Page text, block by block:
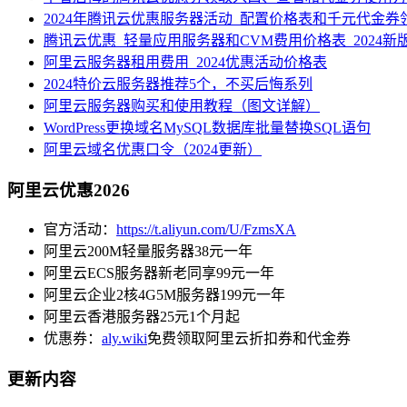
2024年腾讯云优惠服务器活动_配置价格表和千元代金券
腾讯云优惠_轻量应用服务器和CVM费用价格表_2024新
阿里云服务器租用费用_2024优惠活动价格表
2024特价云服务器推荐5个，不买后悔系列
阿里云服务器购买和使用教程（图文详解）
WordPress更换域名MySQL数据库批量替换SQL语句
阿里云域名优惠口令（2024更新）
阿里云优惠2026
官方活动： https://t.aliyun.com/U/FzmsXA
阿里云200M轻量服务器38元一年
阿里云ECS服务器新老同享99元一年
阿里云企业2核4G5M服务器199元一年
阿里云香港服务器25元1个月起
优惠券： aly.wiki免费领取阿里云折扣券和代金券
更新内容